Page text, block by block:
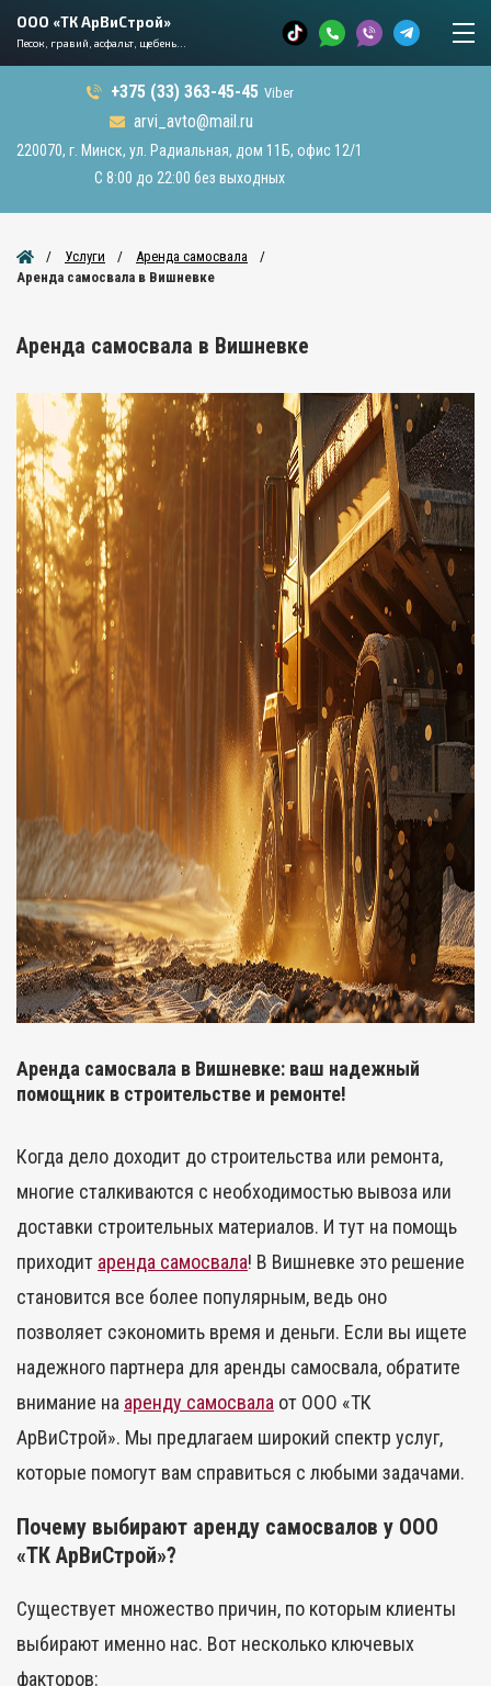
+375 (33) 363-45-45 Viber
arvi_avto@mail.ru
220070, г. Минск, ул. Радиальная, дом 11Б, офис 12/1
С 8:00 до 22:00 без выходных
ООО «ТК АрВиСтрой»
Песок, гравий, асфальт, щебень...
Услуги
Аренда самосвала
Аренда самосвала в Вишневке
Аренда самосвала в Вишневке
Аренда самосвала в Вишневке: ваш надежный
помощник в строительстве и ремонте!
Когда дело доходит до строительства или ремонта,
многие сталкиваются с необходимостью вывоза или
доставки строительных материалов. И тут на помощь
приходит аренда самосвала! В Вишневке это решение
становится все более популярным, ведь оно
позволяет сэкономить время и деньги. Если вы ищете
надежного партнера для аренды самосвала, обратите
внимание на аренду самосвала от ООО «ТК
АрВиСтрой». Мы предлагаем широкий спектр услуг,
которые помогут вам справиться с любыми задачами.
Почему выбирают аренду самосвалов у ООО
«ТК АрВиСтрой»?
Существует множество причин, по которым клиенты
выбирают именно нас. Вот несколько ключевых
факторов: